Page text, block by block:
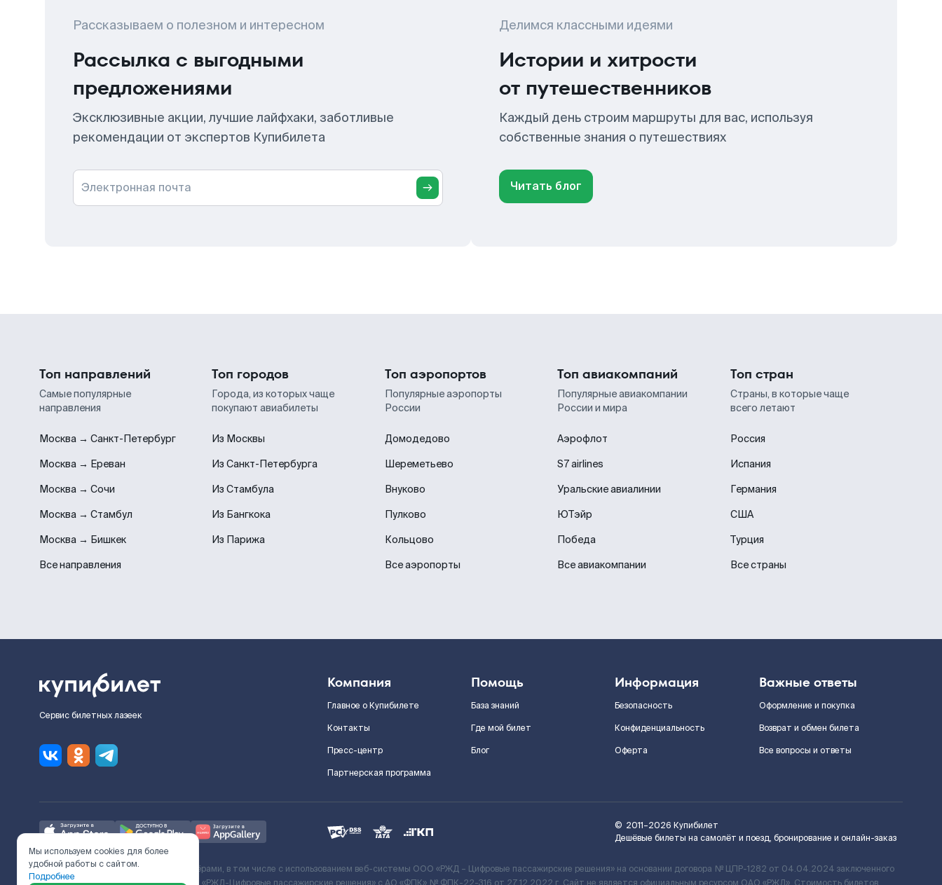
Рассказываем о полезном и интересном
Рассылка с выгодными
предложениями
Эксклюзивные акции, лучшие лайфхаки, заботливые
рекомендации от экспертов Купибилета
Электронная почта
Делимся классными идеями
Истории и хитрости
от путешественников
Каждый день строим маршруты для вас, используя
собственные знания о путешествиях
Читать блог
Топ направлений
Самые популярные
направления
Москва → Санкт-Петербург
Москва → Ереван
Москва → Сочи
Москва → Стамбул
Москва → Бишкек
Все направления
Топ городов
Города, из которых чаще
покупают авиабилеты
Из Москвы
Из Санкт-Петербурга
Из Стамбула
Из Бангкока
Из Парижа
Топ аэропортов
Популярные аэропорты
России
Домодедово
Шереметьево
Внуково
Пулково
Кольцово
Все аэропорты
Топ авиакомпаний
Популярные авиакомпании
России и мира
Аэрофлот
S7 airlines
Уральские авиалинии
ЮТэйр
Победа
Все авиакомпании
Топ стран
Страны, в которые чаще
всего летают
Россия
Испания
Германия
США
Турция
Все страны
Сервис билетных лазеек
Компания
Главное о Купибилете
Контакты
Пресс-центр
Партнерская программа
Помощь
База знаний
Где мой билет
Блог
Информация
Безопасность
Конфиденциальность
Оферта
Важные ответы
Оформление и покупка
Возврат и обмен билета
Все вопросы и ответы
© 2011–2026 Купибилет
Дешёвые билеты на самолёт и поезд, бронирование и онлайн-заказ
Ж/Д билеты предоставляются партнёрами, в том числе с использованием веб-системы ООО «РЖД – Цифровые пассажирские решения» на основании договора № ЦПР-1282 от 04.04.2024 заключенного
Мы используем cookies для более
удобной работы с сайтом.
Подробнее